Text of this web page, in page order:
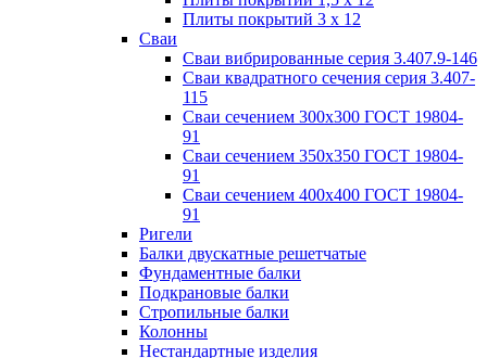
Плиты покрытий 3 x 12
Сваи
Сваи вибрированные серия 3.407.9-146
Сваи квадратного сечения серия 3.407-
115
Сваи сечением 300х300 ГОСТ 19804-
91
Сваи сечением 350х350 ГОСТ 19804-
91
Сваи сечением 400х400 ГОСТ 19804-
91
Ригели
Балки двускатные решетчатые
Фундаментные балки
Подкрановые балки
Стропильные балки
Колонны
Нестандартные изделия